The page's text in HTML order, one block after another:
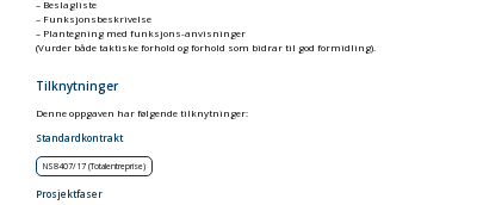
– Beslagliste
– Funksjonsbeskrivelse
– Plantegning med funksjons-anvisninger
(Vurder både taktiske forhold og forhold som bidrar til god formidling).
Tilknytninger
Denne oppgaven har følgende tilknytninger:
Standardkontrakt
NS8407/17 (Totalentreprise)
Prosjektfaser